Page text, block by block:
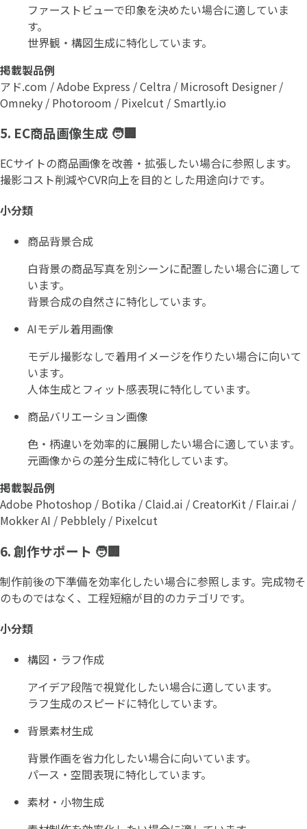
ファーストビューで印象を決めたい場合に適していま
す。
世界観・構図生成に特化しています。
掲載製品例
アド.com / Adobe Express / Celtra / Microsoft Designer /
Omneky / Photoroom / Pixelcut / Smartly.io
5. EC商品画像生成 🧑🏢
ECサイトの商品画像を改善・拡張したい場合に参照します。
撮影コスト削減やCVR向上を目的とした用途向けです。
小分類
商品背景合成
白背景の商品写真を別シーンに配置したい場合に適して
います。
背景合成の自然さに特化しています。
AIモデル着用画像
モデル撮影なしで着用イメージを作りたい場合に向いて
います。
人体生成とフィット感表現に特化しています。
商品バリエーション画像
色・柄違いを効率的に展開したい場合に適しています。
元画像からの差分生成に特化しています。
掲載製品例
Adobe Photoshop / Botika / Claid.ai / CreatorKit / Flair.ai /
Mokker AI / Pebblely / Pixelcut
6. 創作サポート 🧑🏢
制作前後の下準備を効率化したい場合に参照します。完成物そ
のものではなく、工程短縮が目的のカテゴリです。
小分類
構図・ラフ作成
アイデア段階で視覚化したい場合に適しています。
ラフ生成のスピードに特化しています。
背景素材生成
背景作画を省力化したい場合に向いています。
パース・空間表現に特化しています。
素材・小物生成